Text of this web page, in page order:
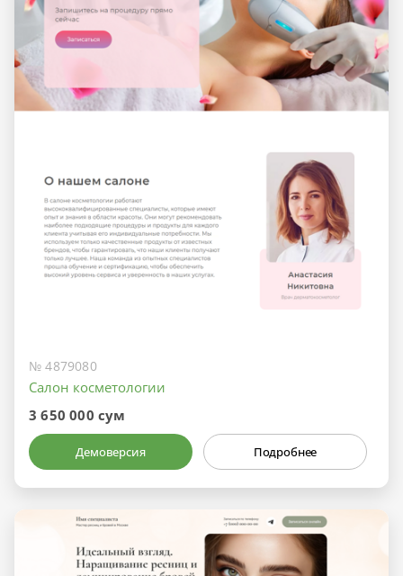
№ 4879080
Салон косметологии
3 650 000 сум
Демоверсия Подробнее